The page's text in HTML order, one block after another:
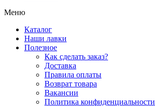
Меню
Каталог
Наши лавки
Полезное
Как сделать заказ?
Доставка
Правила оплаты
Возврат товара
Вакансии
Политика конфиденциальности